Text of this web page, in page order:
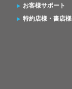
お客様サポート
特約店様・書店